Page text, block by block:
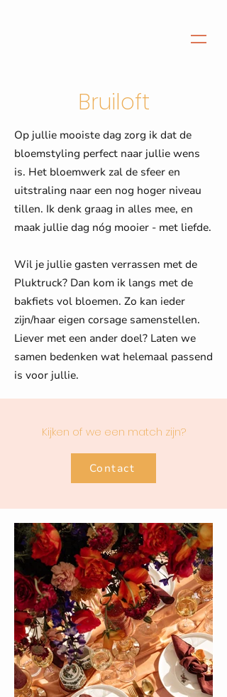
Bruiloft
Op jullie mooiste dag zorg ik dat de
bloemstyling perfect naar jullie wens
is. Het bloemwerk zal de sfeer en
uitstraling naar een nog hoger niveau
tillen. Ik denk graag in alles mee, en
maak jullie dag nóg mooier - met liefde.
Wil je jullie gasten verrassen met de
Pluktruck? Dan kom ik langs met de
bakfiets vol bloemen. Zo kan ieder
zijn/haar eigen corsage samenstellen.
Liever met een ander doel? Laten we
samen bedenken wat helemaal passend
is voor jullie.
Kijken of we een match zijn?
Contact